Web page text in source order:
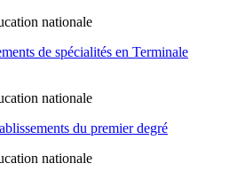
nationale
de spécialités en Terminale
nationale
du premier degré
nationale